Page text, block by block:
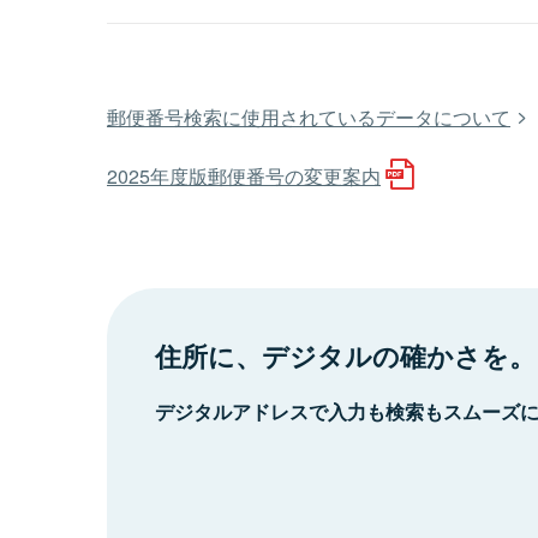
郵便番号検索に使用されているデータについて
2025年度版郵便番号の変更案内
住所に、デジタルの確かさを。
デジタルアドレスで入力も検索もスムーズ